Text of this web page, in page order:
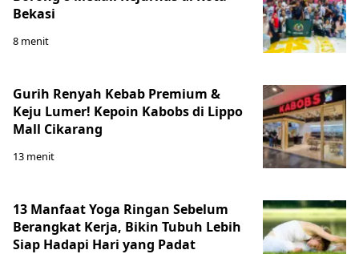
Bekasi
8 menit
Gurih Renyah Kebab Premium &
Keju Lumer! Kepoin Kabobs di Lippo
Mall Cikarang
13 menit
13 Manfaat Yoga Ringan Sebelum
Berangkat Kerja, Bikin Tubuh Lebih
Siap Hadapi Hari yang Padat